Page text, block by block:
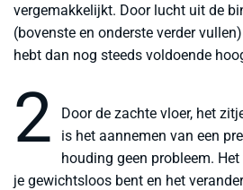
vergemakkelijkt. Door lucht uit de
(bovenste en onderste verder
hebt dan nog steeds voldoende
2
Door de zachte vloer, het
is het aannemen van een
houding geen probleem.
je gewichtsloos bent en het